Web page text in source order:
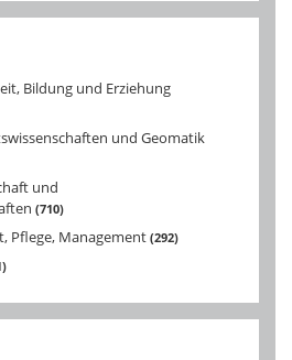
Bildung und Erziehung
und Geomatik
und
710
Pflege, Management 292